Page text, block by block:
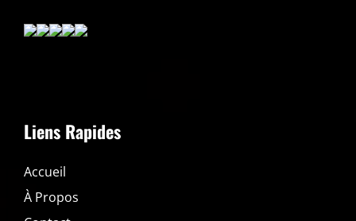
Liens Rapides
Accueil
À Propos